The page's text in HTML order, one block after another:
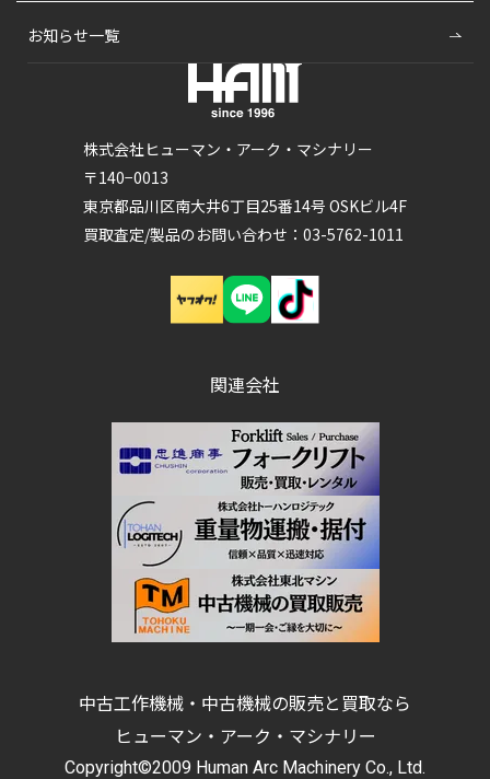
株式会社ヒューマン・アーク・マシナリー
〒140−0013
東京都品川区南大井6丁目25番14号 OSKビル4F
買取査定/製品のお問い合わせ：03-5762-1011
お知らせ一覧
関連会社
中古工作機械・中古機械の販売と買取なら
ヒューマン・アーク・マシナリー
Copyright©2009 Human Arc Machinery Co., Ltd.